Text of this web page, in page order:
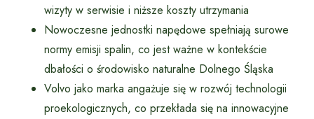
wizyty w serwisie i niższe koszty utrzymania
Nowoczesne jednostki napędowe spełniają surowe
normy emisji spalin, co jest ważne w kontekście
dbałości o środowisko naturalne Dolnego Śląska
Volvo jako marka angażuje się w rozwój technologii
proekologicznych, co przekłada się na innowacyjne